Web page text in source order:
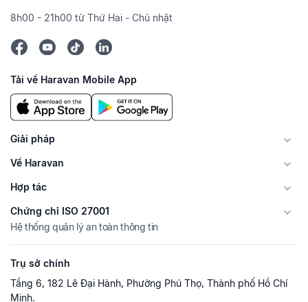
8h00 - 21h00 từ Thứ Hai - Chủ nhật
Tải về Haravan Mobile App
Giải pháp
Về Haravan
Hợp tác
Chứng chỉ ISO 27001
Hệ thống quản lý an toàn thông tin
Trụ sở chính
Tầng 6, 182 Lê Đại Hành, Phường Phú Thọ, Thành phố Hồ Chí
Minh.